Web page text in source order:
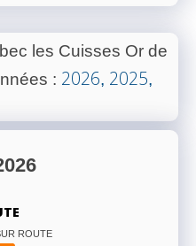
les Cuisses Or de
: 2026, 2025,
ROUTE